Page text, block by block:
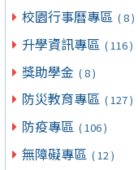
校園行事曆專區 ( 8 )
升學資訊專區 ( 116 )
獎助學金 ( 8 )
防災教育專區 ( 127 )
防疫專區 ( 106 )
無障礙專區 ( 12 )